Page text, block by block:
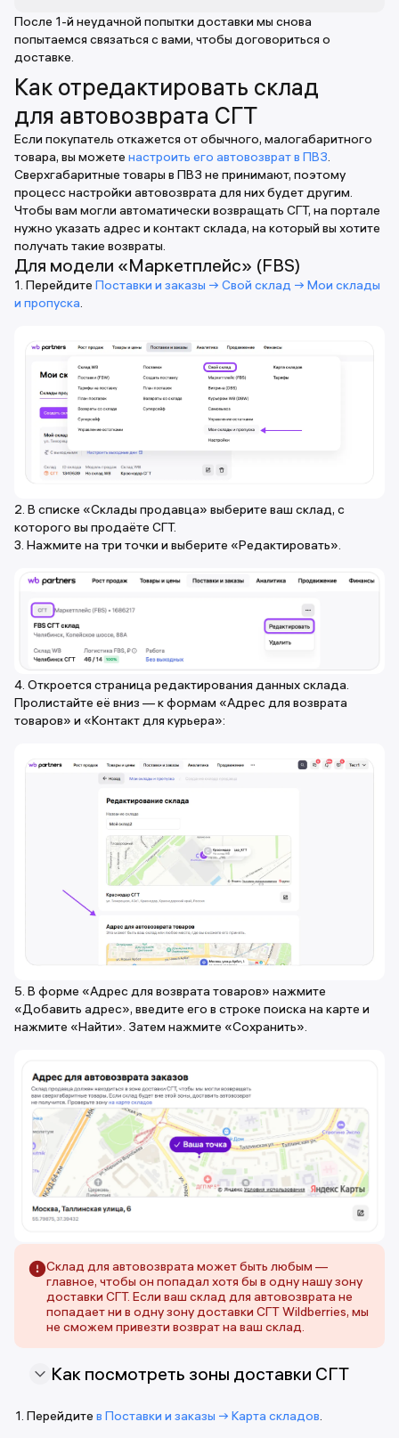
После 1-й неудачной попытки доставки мы снова
попытаемся связаться с вами, чтобы договориться о
доставке.
Как отредактировать склад
для автовозврата СГТ
Если покупатель откажется от обычного, малогабаритного
товара, вы можете настроить его автовозврат в ПВЗ.
Сверхгабаритные товары в ПВЗ не принимают, поэтому
процесс настройки автовозврата для них будет другим.
Чтобы вам могли автоматически возвращать СГТ, на портале
нужно указать адрес и контакт склада, на который вы хотите
получать такие возвраты.
Для модели «Маркетплейс» (FBS)
1. Перейдите Поставки и заказы → Свой склад → Мои склады
и пропуска.
2. В списке «Склады продавца» выберите ваш склад, с
которого вы продаёте СГТ.
3. Нажмите на три точки и выберите «Редактировать».
4. Откроется страница редактирования данных склада.
Пролистайте её вниз — к формам «Адрес для возврата
товаров» и «Контакт для курьера»:
5. В форме «Адрес для возврата товаров» нажмите
«Добавить адрес», введите его в строке поиска на карте и
нажмите «Найти». Затем нажмите «Сохранить».
Склад для автовозврата может быть любым —
главное, чтобы он попадал хотя бы в одну нашу зону
доставки СГТ. Если ваш склад для автовозврата не
попадает ни в одну зону доставки СГТ Wildberries, мы
не сможем привезти возврат на ваш склад.
Как посмотреть зоны доставки СГТ
1. Перейдите в Поставки и заказы → Карта складов.